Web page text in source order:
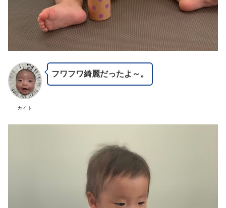
カイト
フワフワ綺麗だったよ～。